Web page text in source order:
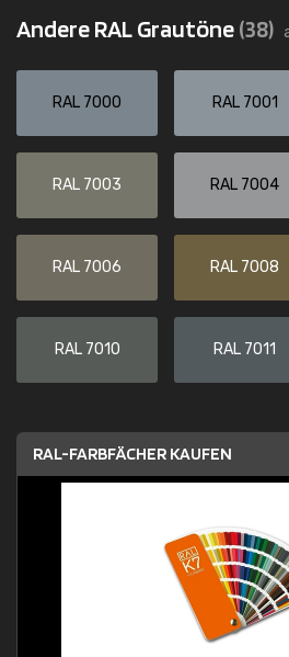
Andere RAL Grautöne(38)
RAL 7000 RAL 7001
RAL 7003 RAL 7004
RAL 7006 RAL 7008
RAL 7010 RAL 7011
RAL-FARBFÄCHER KAUFEN